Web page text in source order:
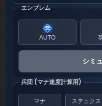
エンブレム
AUTO
シミ
兵団 (マナ速度計算用)
マナ
ステュクス